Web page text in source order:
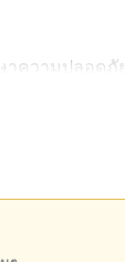
าความปลอดภั
รสด, ทอปส์ ชิล